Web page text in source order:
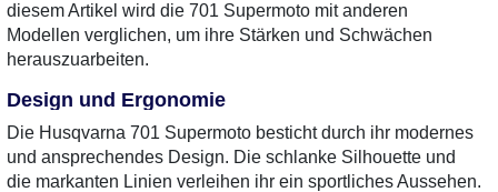
diesem Artikel wird die 701 Supermoto mit anderen
Modellen verglichen, um ihre Stärken und Schwächen
herauszuarbeiten.
Design und Ergonomie
Die Husqvarna 701 Supermoto besticht durch ihr modernes
und ansprechendes Design. Die schlanke Silhouette und
die markanten Linien verleihen ihr ein sportliches Aussehen.